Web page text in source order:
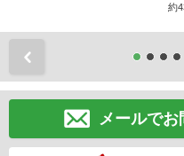
約
メールで